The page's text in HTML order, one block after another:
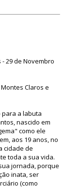
29 de Novembro
Claros e
para a labuta
nascido em
como ele
aos 19 anos, no
cidade de
toda a sua vida.
jornada, porque
inata, ser
(como